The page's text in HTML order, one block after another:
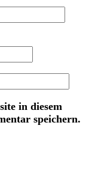
in diesem
speichern.